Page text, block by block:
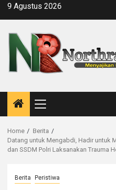
Skip9 Agustus 2026
Primary
Menu
Home
Berita
Datang untuk Mengabdi, Hadir untuk
dan SSDM Polri Laksanakan Trauma
Berita Peristiwa